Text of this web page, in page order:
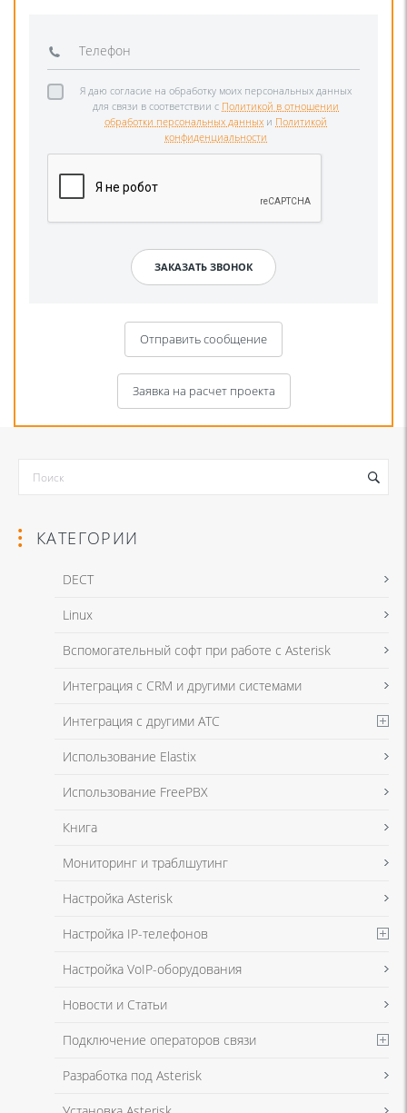
Я даю согласие на обработку моих персональных данных
для связи в соответствии с Политикой в отношении
обработки персональных данных и Политикой
конфиденциальности
Отправить сообщение
Я даю согласие на обработку моих персональных данных для связи
в соответствии с Политикой в отношении обработки персональных
Заявка на расчет проекта
Я даю согласие на обработку моих персональных данных для связи
в соответствии с Политикой в отношении обработки персональных
КАТЕГОРИИ
DECT
Linux
Вспомогательный софт при работе с Asterisk
Интеграция с CRM и другими системами
Интеграция с другими АТС
Использование Elastix
Использование FreePBX
Книга
Мониторинг и траблшутинг
Настройка Asterisk
Настройка IP-телефонов
Настройка VoIP-оборудования
Новости и Статьи
Подключение операторов связи
Разработка под Asterisk